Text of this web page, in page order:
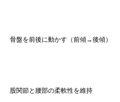
骨盤を前後に動かす（前傾→後傾）
股関節と腰部の柔軟性を維持